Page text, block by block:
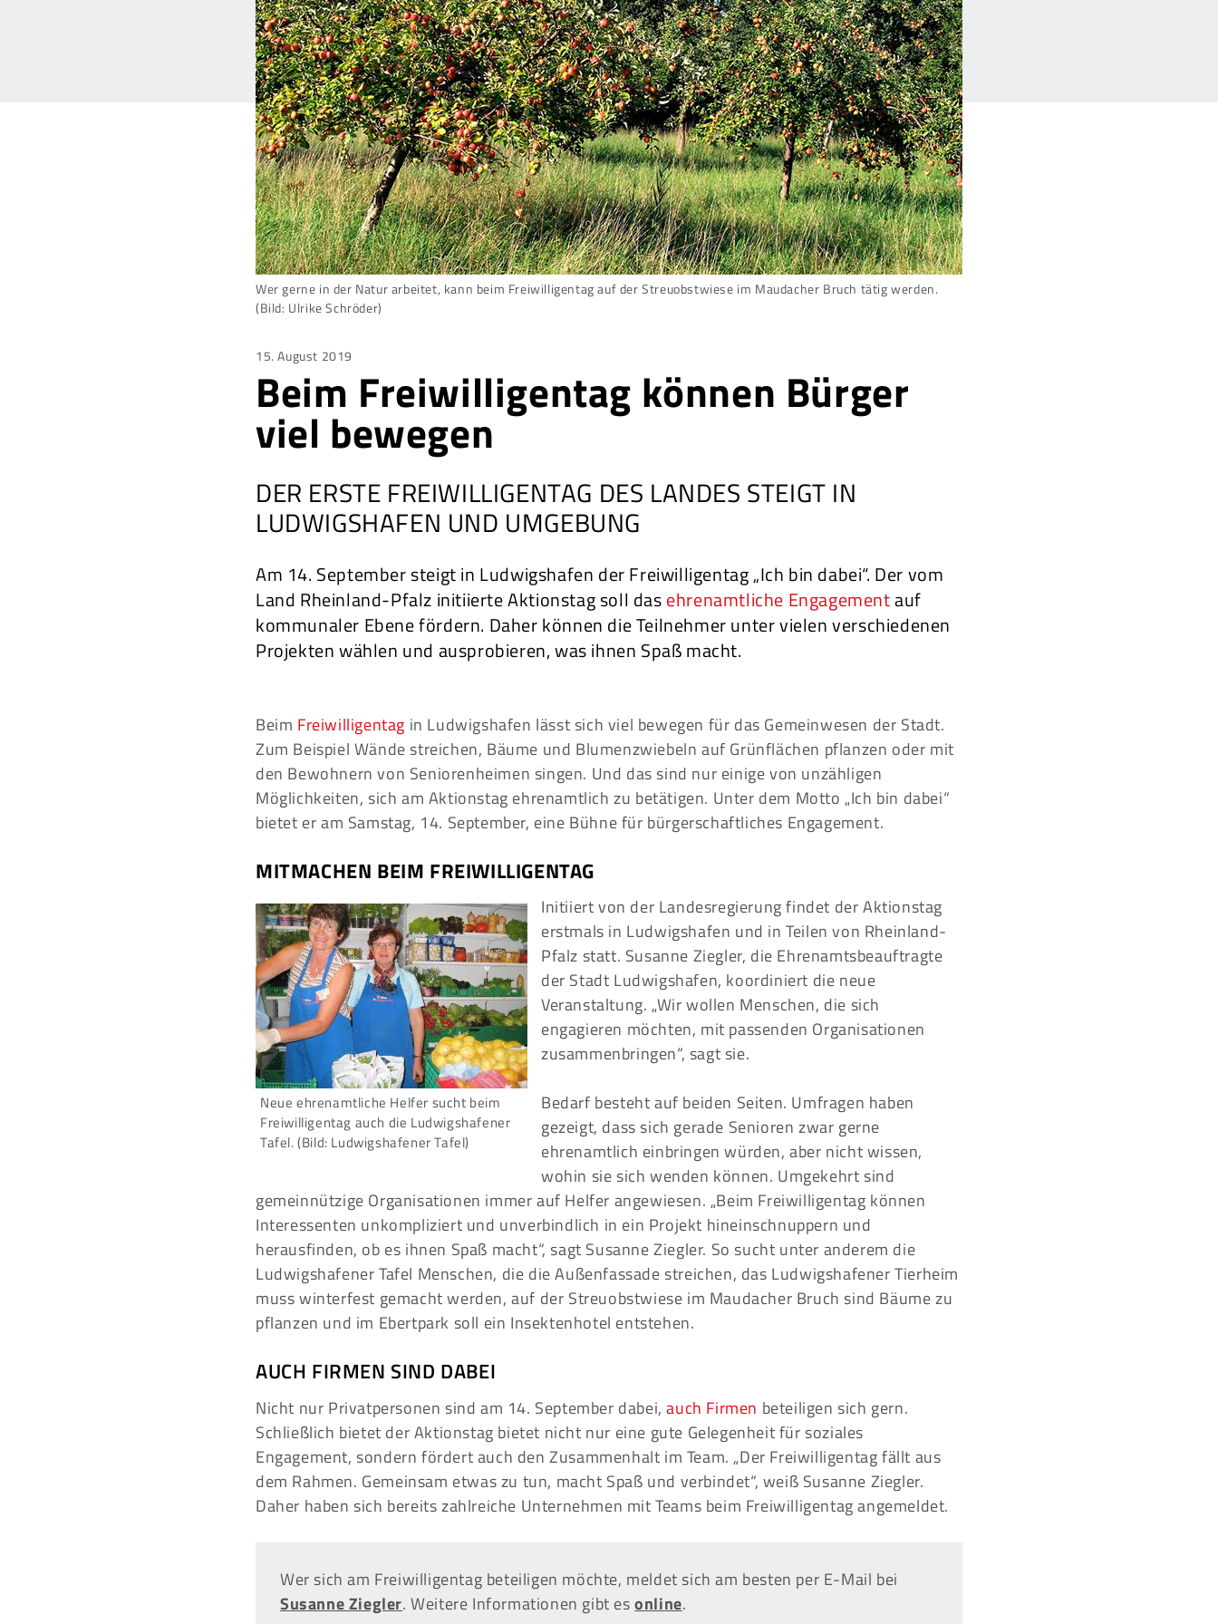
Wer gerne in der Natur arbeitet, kann beim Freiwilligentag auf der Streuobstwiese im Maudacher Bruch tätig werden.
(Bild: Ulrike Schröder)
Posted
15. August 2019
Beim Freiwilligentag können Bürger
viel bewegen
DER ERSTE FREIWILLIGENTAG DES LANDES STEIGT IN
LUDWIGSHAFEN UND UMGEBUNG
Am 14. September steigt in Ludwigshafen der Freiwilligentag „Ich bin dabei“. Der vom
Land Rheinland-Pfalz initiierte Aktionstag soll dasehrenamtliche Engagementauf
kommunaler Ebene fördern. Daher können die Teilnehmer unter vielen verschiedenen
Projekten wählen und ausprobieren, was ihnen Spaß macht.
Beim Freiwilligentag in Ludwigshafen lässt sich viel bewegen für das Gemeinwesen der Stadt.
Zum Beispiel Wände streichen, Bäume und Blumenzwiebeln auf Grünflächen pflanzen oder mit
den Bewohnern von Seniorenheimen singen. Und das sind nur einige von unzähligen
Möglichkeiten, sich am Aktionstag ehrenamtlich zu betätigen. Unter dem Motto „Ich bin dabei“
bietet er am Samstag, 14. September, eine Bühne für bürgerschaftliches Engagement.
MITMACHEN BEIM FREIWILLIGENTAG
Neue ehrenamtliche Helfer sucht beim
Freiwilligentag auch die Ludwigshafener
Tafel. (Bild: Ludwigshafener Tafel)
Initiiert von der Landesregierung findet der Aktionstag
erstmals in Ludwigshafen und in Teilen von Rheinland-
Pfalz statt. Susanne Ziegler, die Ehrenamtsbeauftragte
der Stadt Ludwigshafen, koordiniert die neue
Veranstaltung. „Wir wollen Menschen, die sich
engagieren möchten, mit passenden Organisationen
zusammenbringen“, sagt sie.
Bedarf besteht auf beiden Seiten. Umfragen haben
gezeigt, dass sich gerade Senioren zwar gerne
ehrenamtlich einbringen würden, aber nicht wissen,
wohin sie sich wenden können. Umgekehrt sind
gemeinnützige Organisationen immer auf Helfer angewiesen. „Beim Freiwilligentag können
Interessenten unkompliziert und unverbindlich in ein Projekt hineinschnuppern und
herausfinden, ob es ihnen Spaß macht“, sagt Susanne Ziegler. So sucht unter anderem die
Ludwigshafener Tafel Menschen, die die Außenfassade streichen, das Ludwigshafener Tierheim
muss winterfest gemacht werden, auf der Streuobstwiese im Maudacher Bruch sind Bäume zu
pflanzen und im Ebertpark soll ein Insektenhotel entstehen.
AUCH FIRMEN SIND DABEI
Nicht nur Privatpersonen sind am 14. September dabei,auch Firmen beteiligen sich gern.
Schließlich bietet der Aktionstag bietet nicht nur eine gute Gelegenheit für soziales
Engagement, sondern fördert auch den Zusammenhalt im Team. „Der Freiwilligentag fällt aus
dem Rahmen. Gemeinsam etwas zu tun, macht Spaß und verbindet“, weiß Susanne Ziegler.
Daher haben sich bereits zahlreiche Unternehmen mit Teams beim Freiwilligentag angemeldet.
Wer sich am Freiwilligentag beteiligen möchte, meldet sich am besten per E-Mail bei
Susanne Ziegler. Weitere Informationen gibt esonline.